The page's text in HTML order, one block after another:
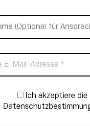
Anmeldung